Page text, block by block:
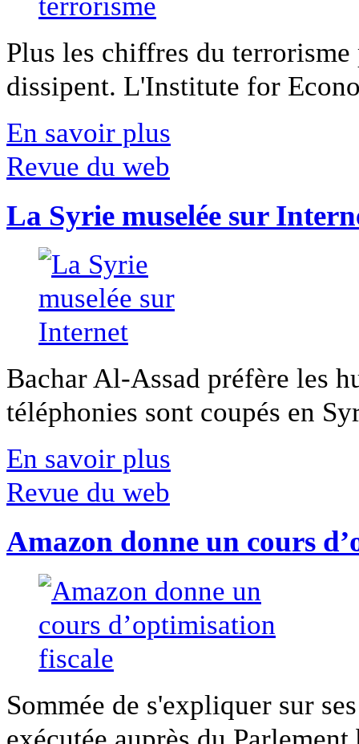
Plus les chiffres du
dissipent. L'Institute for
En savoir plus
Revue du web
La Syrie muselée sur
Bachar Al-Assad préfère les
téléphonies sont coupés en
En savoir plus
Revue du web
Amazon donne un cours
Sommée de s'expliquer sur